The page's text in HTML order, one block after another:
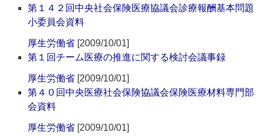
第１４２回中央社会保険医療協議会診療報酬基本問題
小委員会資料
厚生労働省 [2009/10/01]
第１回チーム医療の推進に関する検討会議事録
厚生労働省 [2009/10/01]
第４０回中央医療社会保険協議会保険医療材料専門部
会資料
厚生労働省 [2009/10/01]